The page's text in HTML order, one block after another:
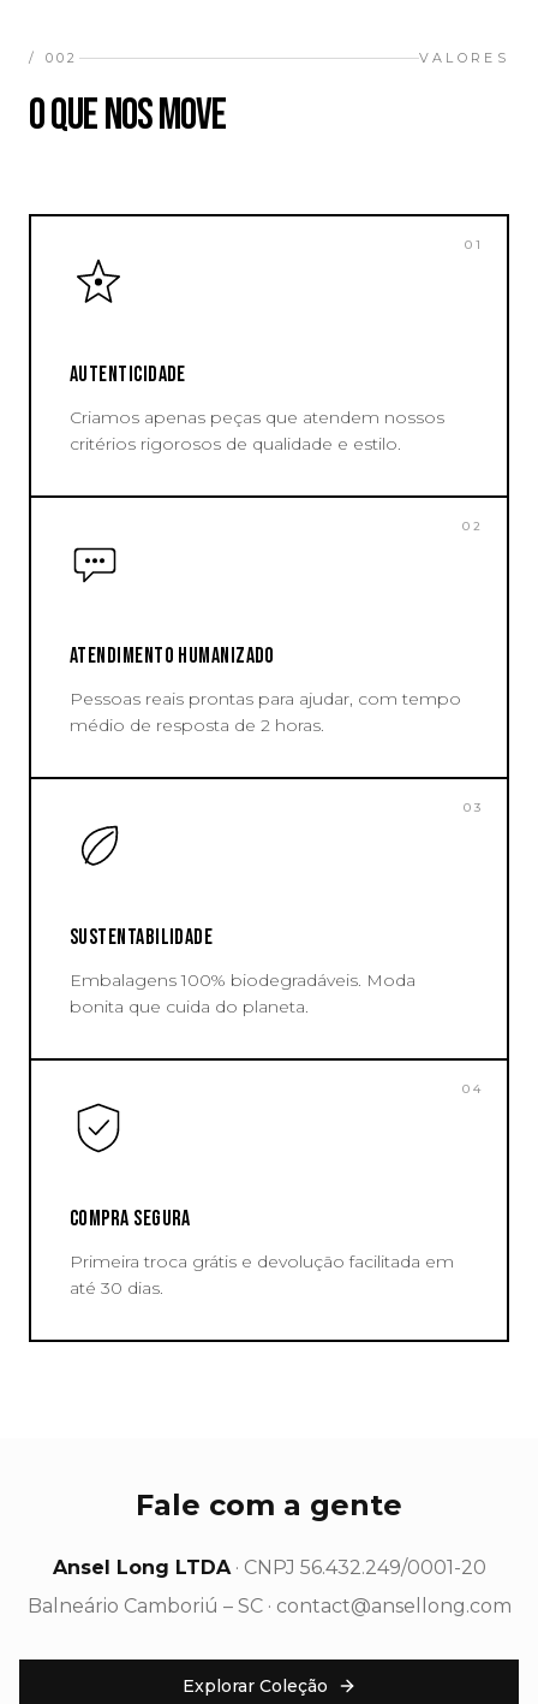
/ 002 VALORES
O QUE NOS MOVE
01
AUTENTICIDADE
Criamos apenas peças que atendem nossos
critérios rigorosos de qualidade e estilo.
02
ATENDIMENTO HUMANIZADO
Pessoas reais prontas para ajudar, com tempo
médio de resposta de 2 horas.
03
SUSTENTABILIDADE
Embalagens 100% biodegradáveis. Moda
bonita que cuida do planeta.
04
COMPRA SEGURA
Primeira troca grátis e devolução facilitada em
até 30 dias.
Fale com a gente
Ansel Long LTDA· CNPJ 56.432.249/0001-20
Balneário Camboriú – SC · contact@ansellong.com
Explorar Coleção